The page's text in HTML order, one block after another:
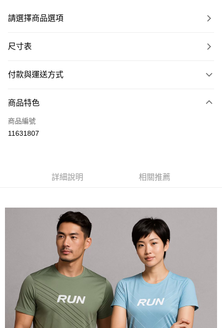
請選擇商品選項
尺寸表
付款與運送方式
信用卡一次付款
運送方式
商品特色
商品編號
11631807
詳細說明 相關推薦